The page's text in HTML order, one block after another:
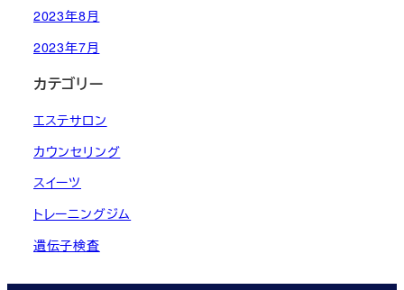
2023年8月
2023年7月
カテゴリー
エステサロン
カウンセリング
スイーツ
トレーニングジム
遺伝子検査